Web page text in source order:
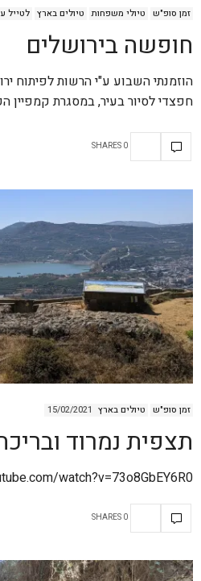
זמן סופ"ש טיולי משפחות טיולים בארץ לטייל
חופשה בירושלים
הוזמנתי השבוע ע"י הרשות לפיתוח
חפצדי לסיור בעיר, במסגרת קמפיין
0 SHARES
זמן סופ"ש טיולים בארץ 15/02/2021
תצפית נמרוד
watch?v=73o8GbEY6R0
0 SHARES